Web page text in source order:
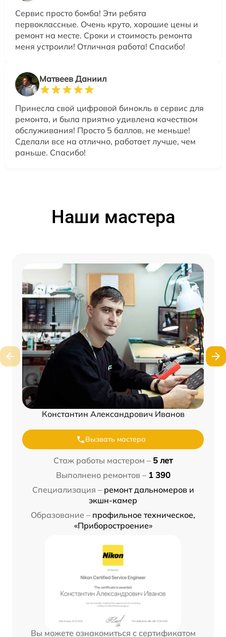
Сервис просто бомба! Эти ребята
первоклассные. Очень круто, хорошие цены и
ремонт на месте. Сроки и стоимость ремонта
меня устроили! Отличная работа! Спасибо!
Матвеев Даниил
Принесла свой цифровой бинокль в сервис для
ремонта, и была приятно удивлена качеством
обслуживания! Просто 5 баллов, не меньше!
Сделали все на отлично, работает лучше, чем
раньше. Спасибо!
Наши мастера
Константин Александрович Иванов
Вызвать мастера
Стаж работы мастером – 5 лет
Выполнено ремонтов – 1 390
Специализация – ремонт дальномеров и
экшн-камер
Образование – профильное техническое,
«Приборостроение»
Вы можете ознакомиться с сертификатом